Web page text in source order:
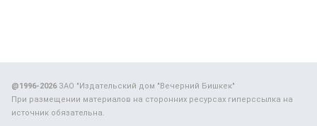
@1996-2026ЗАО "Издательский дом "Вечерний Бишкек"
При размещении материалов на сторонних ресурсах гиперссылка на
источник обязательна.